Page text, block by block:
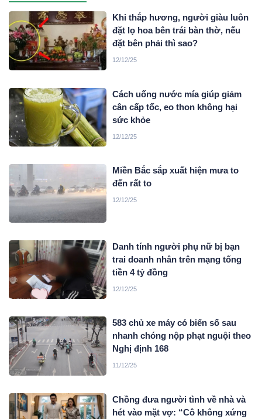
Khi thắp hương, người giàu luôn
đặt lọ hoa bên trái bàn thờ, nếu
đặt bên phải thì sao?
12/12/25
Cách uống nước mía giúp giảm
cân cấp tốc, eo thon không hại
sức khỏe
12/12/25
Miền Bắc sắp xuất hiện mưa to
đến rất to
12/12/25
Danh tính người phụ nữ bị bạn
trai doanh nhân trên mạng tống
tiền 4 tỷ đồng
12/12/25
583 chủ xe máy có biển số sau
nhanh chóng nộp phạt nguội theo
Nghị định 168
11/12/25
Chồng đưa người tình về nhà và
hét vào mặt vợ: “Cô không xứng